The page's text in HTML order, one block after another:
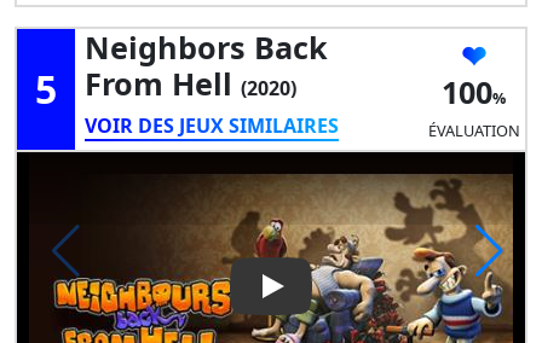
5
Neighbors Back
From Hell (2020)
VOIR DES JEUX SIMILAIRES
100
ÉVALUATION
Play Video: Neighbors Back